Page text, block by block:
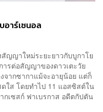
อาร์เซนอล
ญญาใหม่ระยะยาวกับบูกาโย
รต่อสัญญาของดาวเตะวัย
จากซากาแม้จะอายุน้อย แต่ก็
ใส โดยทำไป 11 แอสซิสต์ใน
เซสก์ ฟาเบรกาส อดีตกัปตัน